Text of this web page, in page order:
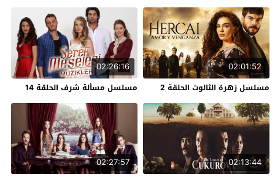
02:01:52
مسلسل زهرة الثالوث الحلقة 2
02:26:16
مسلسل مسألة شرف الحلقة 14
02:13:44
02:27:57